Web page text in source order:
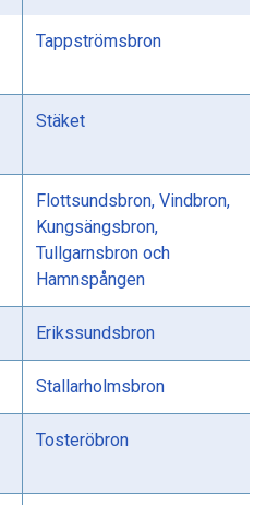
Tappströmsbron
Stäket
Flottsundsbron, Vindbron,
Kungsängsbron,
Tullgarnsbron och
Hamnspången
Erikssundsbron
Stallarholmsbron
Tosteröbron